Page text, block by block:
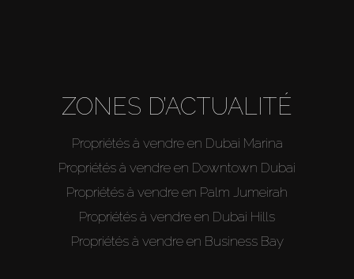
ZONES D’ACTUALITÉ
Propriétés à vendre en Dubai Marina
Propriétés à vendre en Downtown Dubai
Propriétés à vendre en Palm Jumeirah
Propriétés à vendre en Dubai Hills
Propriétés à vendre en Business Bay